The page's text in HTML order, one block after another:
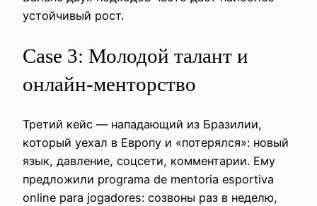
устойчивый рост.
Case 3: Молодой талант и
онлайн-менторство
Третий кейс — нападающий из Бразилии,
который уехал в Европу и «потерялся»: новый
язык, давление, соцсети, комментарии. Ему
предложили programa de mentoria esportiva
online para jogadores: созвоны раз в неделю,